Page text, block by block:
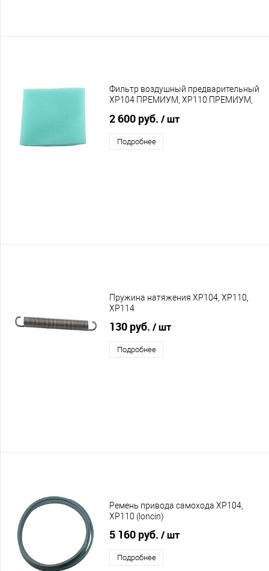
Фильтр воздушный предварительный
XP104 ПРЕМИУМ, XP110 ПРЕМИУМ,
2 600 руб. / шт
Подробнее
Пружина натяжения XP104, XP110,
XP114
130 руб. / шт
Подробнее
Ремень привода самохода XP104,
XP110 (loncin)
5 160 руб. / шт
Подробнее